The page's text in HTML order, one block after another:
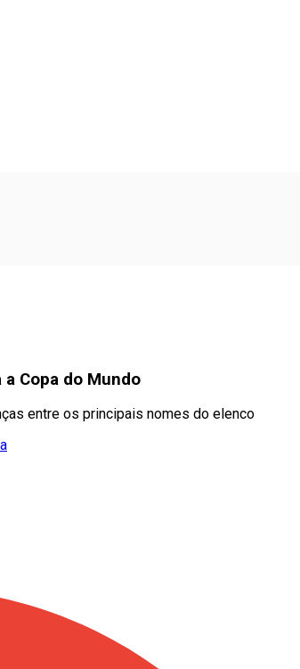
Copa do Mundo
entre os principais nomes do elenco